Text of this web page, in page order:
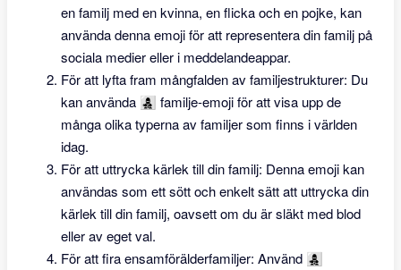
en familj med en kvinna, en flicka och en pojke, kan
använda denna emoji för att representera din familj på
sociala medier eller i meddelandeappar.
För att lyfta fram mångfalden av familjestrukturer: Du
kan använda 👩‍👧‍👦 familje-emoji för att visa upp de
många olika typerna av familjer som finns i världen
idag.
För att uttrycka kärlek till din familj: Denna emoji kan
användas som ett sött och enkelt sätt att uttrycka din
kärlek till din familj, oavsett om du är släkt med blod
eller av eget val.
För att fira ensamförälderfamiljer: Använd 👩‍👧‍👦